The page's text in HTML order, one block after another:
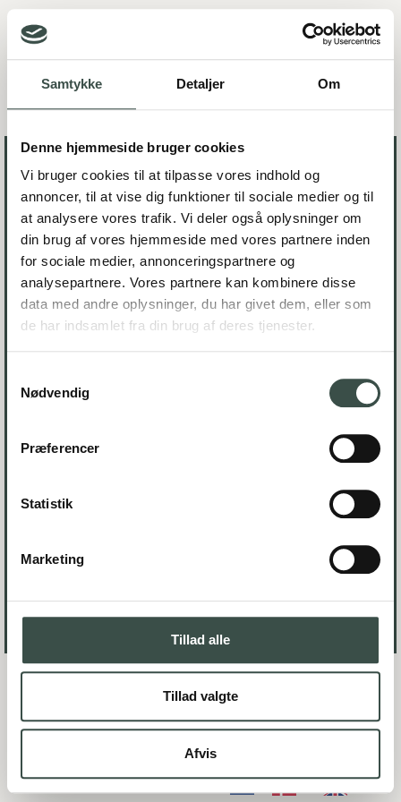
Samtykke Detaljer Om
Denne hjemmeside bruger cookies
Vi bruger cookies til at tilpasse vores indhold og
annoncer, til at vise dig funktioner til sociale medier og til
at analysere vores trafik. Vi deler også oplysninger om
din brug af vores hjemmeside med vores partnere inden
for sociale medier, annonceringspartnere og
analysepartnere. Vores partnere kan kombinere disse
data med andre oplysninger, du har givet dem, eller som
de har indsamlet fra din brug af deres tjenester.
Nødvendig
Præferencer
Statistik
Marketing
Tillad alle
Tillad valgte
Afvis
Tripletex
Zullen we samenwerken aan
je volgende project?
Neem contact met ons op
Instagram
Tel.: +45 22 22 01 11